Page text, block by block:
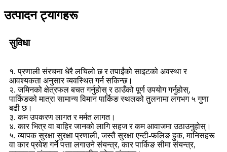
उत्पादन ट्यागहरू
सुविधा
१. प्रणाली संरचना धेरै लचिलो छ र तपाईंको साइटको अवस्था र
आवश्यकता अनुसार व्यवस्थित गर्न सकिन्छ।
२. जमिनको क्षेत्रफल बचत गर्नुहोस् र ठाउँको पूर्ण उपयोग गर्नुहोस्,
पार्किङको मात्रा सामान्य विमान पार्किङ स्थलको तुलनामा लगभग ५ गुणा
बढी छ।
३. कम उपकरण लागत र मर्मत लागत।
४. कार भित्र वा बाहिर जानको लागि सहज र कम आवाजमा उठाउनुहोस्।
५. व्यापक सुरक्षा सुरक्षा प्रणाली, जस्तै सुरक्षा एन्टी-फलिङ हुक, मानिसहरू
वा कार प्रवेश गर्ने पत्ता लगाउने संयन्त्र, कार पार्किङ सीमा संयन्त्र,